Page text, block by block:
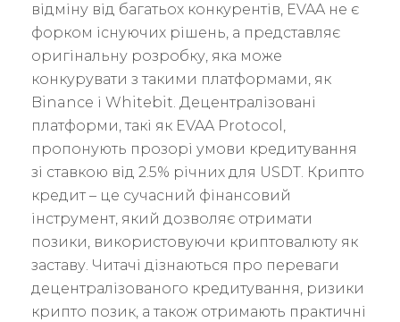
відміну від багатьох конкурентів, EVAA не є
форком існуючих рішень, а представляє
оригінальну розробку, яка може
конкурувати з такими платформами, як
Binance і Whitebit. Децентралізовані
платформи, такі як EVAA Protocol,
пропонують прозорі умови кредитування
зі ставкою від 2.5% річних для USDT. Крипто
кредит – це сучасний фінансовий
інструмент, який дозволяє отримати
позики, використовуючи криптовалюту як
заставу. Читачі дізнаються про переваги
децентралізованого кредитування, ризики
крипто позик, а також отримають практичні